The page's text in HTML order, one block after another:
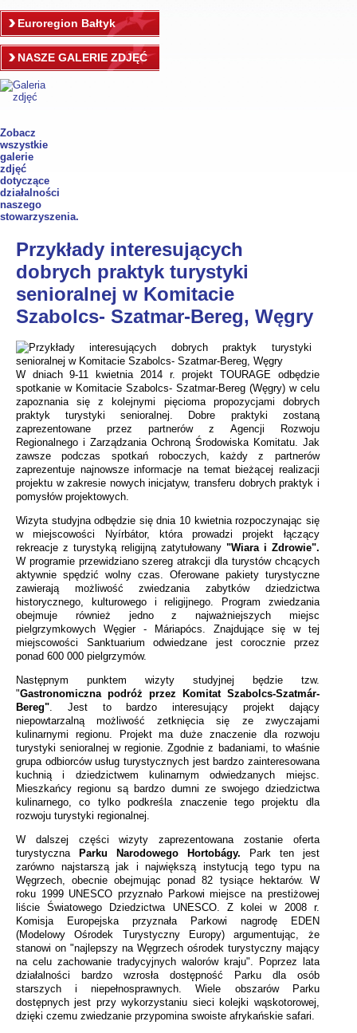
Euroregion Bałtyk
NASZE GALERIE ZDJĘĆ
Zobacz
wszystkie
galerie
zdjęć
dotyczące
działalności
naszego
stowarzyszenia.
Przykłady interesujących
dobrych praktyk turystyki
senioralnej w Komitacie
Szabolcs- Szatmar-Bereg, Węgry
W dniach 9-11 kwietnia 2014 r. projekt TOURAGE odbędzie
spotkanie w Komitacie Szabolcs- Szatmar-Bereg (Węgry) w celu
zapoznania się z kolejnymi pięcioma propozycjami dobrych
praktyk turystyki senioralnej. Dobre praktyki zostaną
zaprezentowane przez partnerów z Agencji Rozwoju
Regionalnego i Zarządzania Ochroną Środowiska Komitatu. Jak
zawsze podczas spotkań roboczych, każdy z partnerów
zaprezentuje najnowsze informacje na temat bieżącej realizacji
projektu w zakresie nowych inicjatyw, transferu dobrych praktyk i
pomysłów projektowych.
Wizyta studyjna odbędzie się dnia 10 kwietnia rozpoczynając się
w miejscowości Nyírbátor, która prowadzi projekt łączący
rekreacje z turystyką religijną zatytułowany "Wiara i Zdrowie".
W programie przewidziano szereg atrakcji dla turystów chcących
aktywnie spędzić wolny czas. Oferowane pakiety turystyczne
zawierają możliwość zwiedzania zabytków dziedzictwa
historycznego, kulturowego i religijnego. Program zwiedzania
obejmuje również jedno z najważniejszych miejsc
pielgrzymkowych Węgier - Máriapócs. Znajdujące się w tej
miejscowości Sanktuarium odwiedzane jest corocznie przez
ponad 600 000 pielgrzymów.
Następnym punktem wizyty studyjnej będzie tzw.
"Gastronomiczna podróż przez Komitat Szabolcs-Szatmár-
Bereg". Jest to bardzo interesujący projekt dający
niepowtarzalną możliwość zetknięcia się ze zwyczajami
kulinarnymi regionu. Projekt ma duże znaczenie dla rozwoju
turystyki senioralnej w regionie. Zgodnie z badaniami, to właśnie
grupa odbiorców usług turystycznych jest bardzo zainteresowana
kuchnią i dziedzictwem kulinarnym odwiedzanych miejsc.
Mieszkańcy regionu są bardzo dumni ze swojego dziedzictwa
kulinarnego, co tylko podkreśla znaczenie tego projektu dla
rozwoju turystyki regionalnej.
W dalszej części wizyty zaprezentowana zostanie oferta
turystyczna
Parku Narodowego Hortobágy.
Park ten jest
zarówno najstarszą jak i największą instytucją tego typu na
Węgrzech, obecnie obejmując ponad 82 tysiące hektarów. W
roku 1999 UNESCO przyznało Parkowi miejsce na prestiżowej
liście Światowego Dziedzictwa UNESCO. Z kolei w 2008 r.
Komisja Europejska przyznała Parkowi nagrodę EDEN
(Modelowy Ośrodek Turystyczny Europy) argumentując, że
stanowi on "najlepszy na Węgrzech ośrodek turystyczny mający
na celu zachowanie tradycyjnych walorów kraju". Poprzez lata
działalności bardzo wzrosła dostępność Parku dla osób
starszych i niepełnosprawnych. Wiele obszarów Parku
dostępnych jest przy wykorzystaniu sieci kolejki wąskotorowej,
dzięki czemu zwiedzanie przypomina swoiste afrykańskie safari.